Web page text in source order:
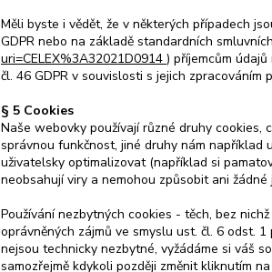
Měli byste i vědět, že v některých případech
GDPR nebo na základě standardních
uri=CELEX%3A32021D0914 ) příjemcům
čl. 46 GDPR v souvislosti s jejich
§ 5 Cookies
Naše webovky používají různé druhy cookies,
správnou funkčnost, jiné druhy nám například
uživatelsky optimalizovat (například si
neobsahují viry a nemohou způsobit ani
Používání nezbytných cookies - těch, bez
oprávněných zájmů ve smyslu ust. čl. 6 odst.
nejsou technicky nezbytné, vyžádáme si váš
samozřejmě kdykoli později změnit kliknutím